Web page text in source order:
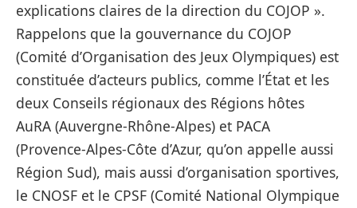
explications claires de la direction du COJOP ».
Rappelons que la gouvernance du COJOP
(Comité d’Organisation des Jeux Olympiques) est
constituée d’acteurs publics, comme l’État et les
deux Conseils régionaux des Régions hôtes
AuRA (Auvergne-Rhône-Alpes) et PACA
(Provence-Alpes-Côte d’Azur, qu’on appelle aussi
Région Sud), mais aussi d’organisation sportives,
le CNOSF et le CPSF (Comité National Olympique